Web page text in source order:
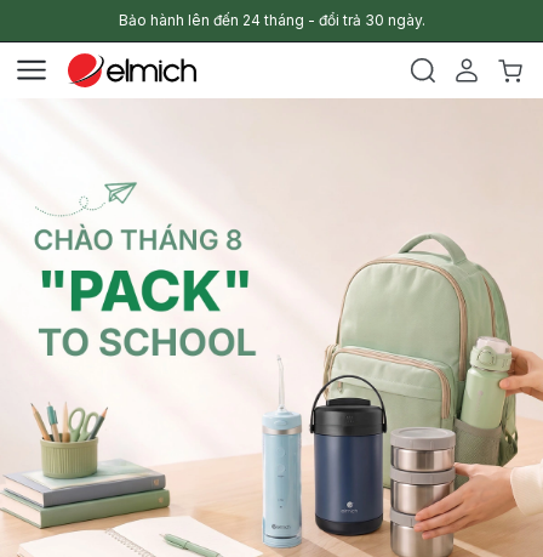
Bảo hành lên đến 24 tháng - đổi trả 30 ngày.